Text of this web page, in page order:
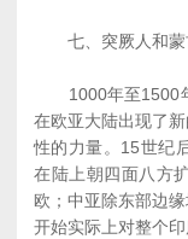
七、突厥人和蒙
1000年至1500年
在欧亚大陆出现了
性的力量。15世纪
在陆上朝四面八方
欧；中亚除东部边
开始实际上对整个